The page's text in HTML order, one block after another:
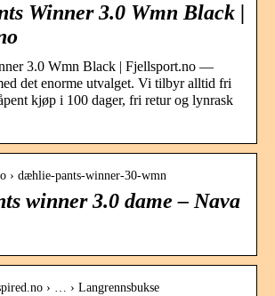
Winner 3.0 Wmn Black |
3.0 Wmn Black | Fjellsport.no —
det enorme utvalget. Vi tilbyr alltid fri
kjøp i 100 dager, fri retur og lynrask
› dæhlie-pants-winner-30-wmn
winner 3.0 dame – Nava
› … › Langrennsbukse